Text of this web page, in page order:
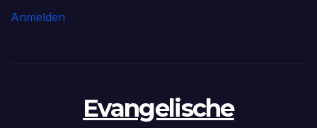
Anmelden
Evangelische